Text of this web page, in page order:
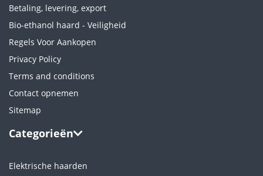
Betaling, levering, export
Bio-ethanol haard - Veiligheid
Regels Voor Aankopen
Privacy Policy
Terms and conditions
Contact opnemen
Sitemap
Categorieën
Elektrische haarden